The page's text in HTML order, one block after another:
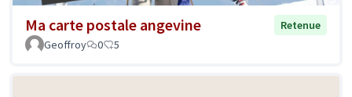
Ma carte postale angevine
Retenue
Geoffroy
0 5